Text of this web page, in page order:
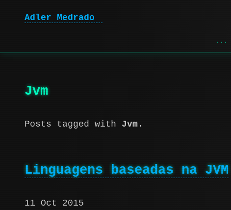
Adler Medrado
Jvm
Posts tagged with Jvm .
Linguagens baseadas na JVM
11 Oct 2015